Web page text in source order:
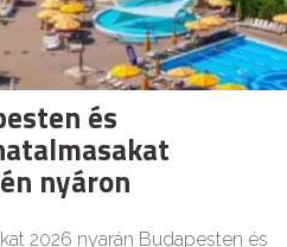
és
nyáron
2026 nyarán Budapesten és